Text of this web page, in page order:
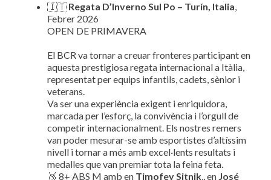
🇮🇹 Regata D’Inverno Sul Po – Turín, Italia,
Febrer 2026
OPEN DE PRIMAVERA
El BCR va tornar a creuar fronteres participant en
aquesta prestigiosa regata internacional a Itàlia,
representat per equips infantils, cadets, sènior i
veterans.
Va ser una experiència exigent i enriquidora,
marcada per l’esforç, la convivència i l’orgull de
competir internacionalment. Els nostres remers
van poder mesurar-se amb esportistes d’altíssim
nivell i tornar a més amb excel·lents resultats i
medalles que van premiar tota la feina feta.
🥉 8+ ABS M amb en Timofey Sitnik,, en José